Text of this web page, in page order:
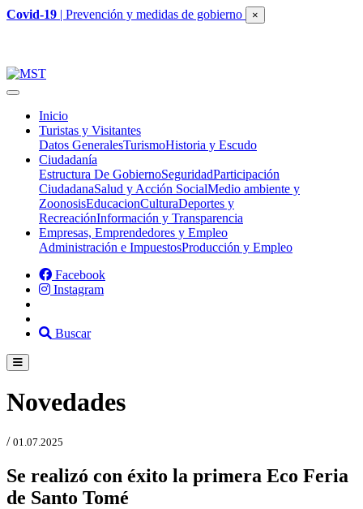
Covid-19 | Prevención y medidas de gobierno ×
Inicio
Turistas y Visitantes
Datos GeneralesTurismoHistoria y Escudo
Ciudadanía
Estructura De GobiernoSeguridadParticipación
CiudadanaSalud y Acción SocialMedio ambiente y
ZoonosisEducacionCulturaDeportes y
RecreaciónInformación y Transparencia
Empresas, Emprendedores y Empleo
Administración e ImpuestosProducción y Empleo
Facebook
Instagram
Buscar
Novedades
/ 01.07.2025
Se realizó con éxito la primera Eco Feria
de Santo Tomé